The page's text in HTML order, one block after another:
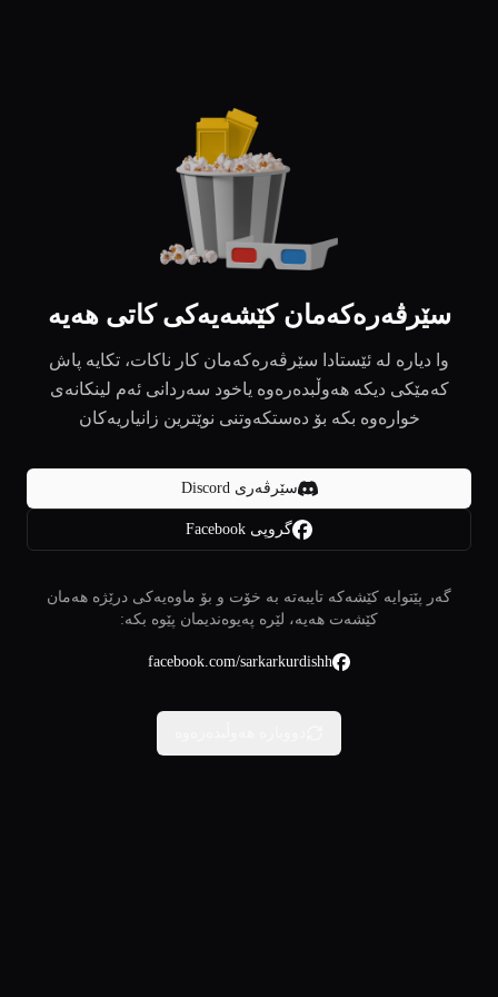
سێرڤەرەکەمان کێشەیەکی کاتی هەیە
وا دیارە لە ئێستادا سێرڤەرەکەمان کار ناکات، تکایە پاش
کەمێکی دیکە هەوڵبدەرەوە یاخود سەردانی ئەم لینکانەی
خوارەوە بکە بۆ دەستکەوتنی نوێترین زانیاریەکان
سێرڤەری Discord
گروپی Facebook
گەر پێتوایە کێشەکە تایبەتە بە خۆت و بۆ ماوەیەکی درێژە هەمان
کێشەت هەیە، لێرە پەیوەندیمان پێوە بکە:
facebook.com/sarkarkurdishh